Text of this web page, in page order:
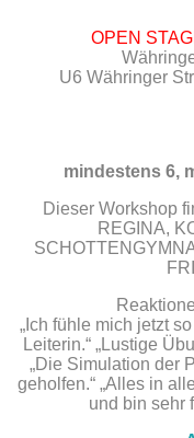
OPEN
U6 Währinger
mindestens 6,
Dieser Workshop
REGINA,
„Ich fühle mich jetzt
Leiterin.“ „Lustige
„Die Simulation der
geholfen.“ „Alles in
und bin sehr